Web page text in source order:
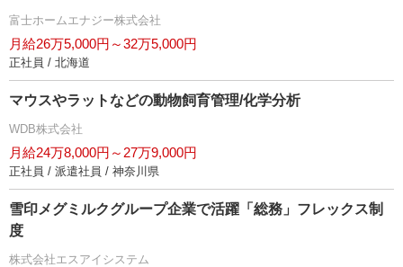
富士ホームエナジー株式会社
月給26万5,000円～32万5,000円
正社員 / 北海道
マウスやラットなどの動物飼育管理/化学分析
WDB株式会社
月給24万8,000円～27万9,000円
正社員 / 派遣社員 / 神奈川県
雪印メグミルクグループ企業で活躍「総務」フレックス制
度
株式会社エスアイシステム